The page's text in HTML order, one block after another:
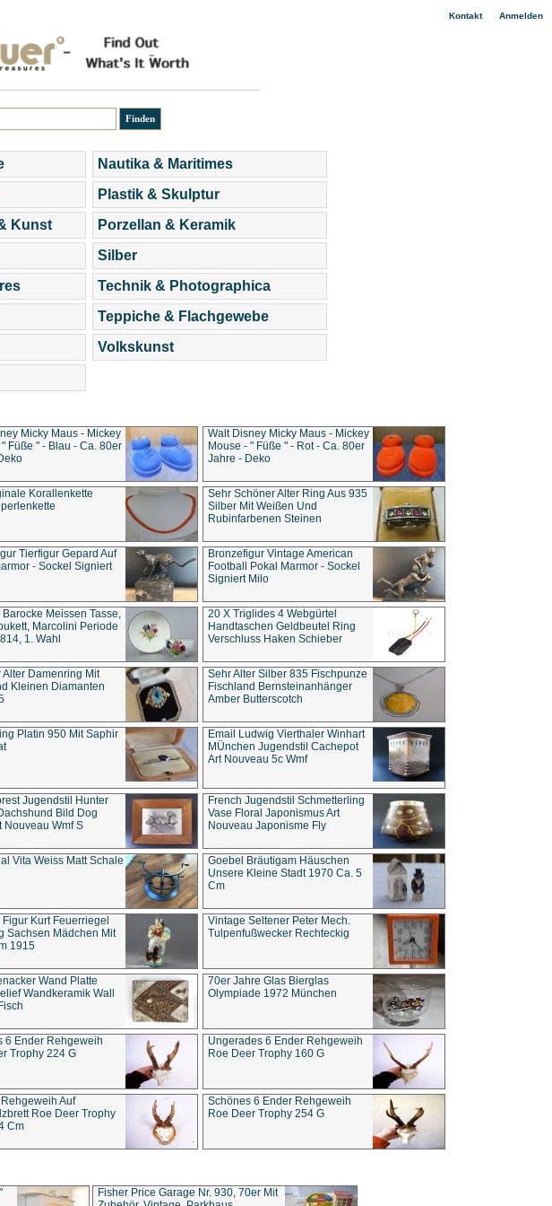
Kontakt| Anmelden
Kunst
Nautika & Maritimes
Plastik & Skulptur
Porzellan & Keramik
Silber
Technik & Photographica
Teppiche & Flachgewebe
Volkskunst
Micky Maus - Mickey
" Füße " - Blau - Ca. 80er
Walt Disney Micky Maus - Mickey
Mouse - " Füße " - Rot - Ca. 80er
Jahre - Deko
Korallenkette
Sehr Schöner Alter Ring Aus 935
Silber Mit Weißen Und
Rubinfarbenen Steinen
Tierfigur Gepard Auf
- Sockel Signiert
Bronzefigur Vintage American
Football Pokal Marmor - Sockel
Signiert Milo
Meissen Tasse,
Marcolini Periode
1. Wahl
20 X Triglides 4 Webgürtel
Handtaschen Geldbeutel Ring
Verschluss Haken Schieber
Alter Damenring Mit
Kleinen Diamanten
Sehr Alter Silber 835 Fischpunze
Fischland Bernsteinanhänger
Amber Butterscotch
Platin 950 Mit Saphir
Email Ludwig Vierthaler Winhart
MÜnchen Jugendstil Cachepot
Art Nouveau 5c Wmf
Jugendstil Hunter
Bild Dog
Nouveau Wmf S
French Jugendstil Schmetterling
Vase Floral Japonismus Art
Nouveau Japonisme Fly
Vita Weiss Matt Schale
Goebel Bräutigam Häuschen
Unsere Kleine Stadt 1970 Ca. 5
Cm
Figur Kurt Feuerriegel
Sachsen Mädchen Mit
1915
Vintage Seltener Peter Mech.
Tulpenfußwecker Rechteckig
Wand Platte
Wandkeramik Wall
70er Jahre Glas Bierglas
Olympiade 1972 München
6 Ender Rehgeweih
Trophy 224 G
Ungerades 6 Ender Rehgeweih
Roe Deer Trophy 160 G
Auf
Roe Deer Trophy
Cm
Schönes 6 Ender Rehgeweih
Roe Deer Trophy 254 G
Fisher Price Garage Nr. 930, 70er Mit